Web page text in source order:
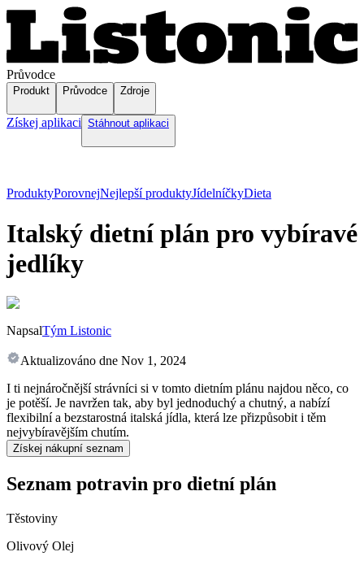
Průvodce
Produkt Průvodce Zdroje
Získej aplikaci Stáhnout aplikaci
ProduktyPorovnejNejlepší produktyJídelníčkyDieta
Italský dietní plán pro vybíravé
jedlíky
NapsalTým Listonic
Aktualizováno dne Nov 1, 2024
I ti nejnáročnější strávníci si v tomto dietním plánu najdou něco, co
je potěší. Je navržen tak, aby byl jednoduchý a chutný, a nabízí
flexibilní a bezstarostná italská jídla, která lze přizpůsobit i těm
nejvybíravějším chutím.
Získej nákupní seznam
Seznam potravin pro dietní plán
Těstoviny
Olivový Olej